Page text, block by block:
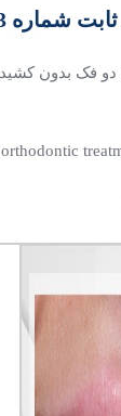
شماره 73
دو فک بدون